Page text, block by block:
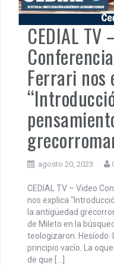
CEDIAL TV
Ferrari nos
agosto 20, 2023
CEDIAL TV – Video
nos explica
la antigüedad
de Mileto en la
teologizaron. Hesíodo.
principio vacío. La
de que […]